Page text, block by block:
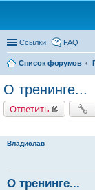
Ссылки FAQ
Список форумов
О тренинге...
Ответить
Владислав
О тренинге...